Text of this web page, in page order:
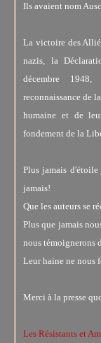
Ils avaient nom
La victoire des
nazis, la
décembre
reconnaissance de
humaine et de
fondement de la
Plus jamais d'étoile
jamais!
Que les auteurs se
Plus que jamais
nous témoignerons
Leur haine ne nous
Merci à la presse
Les Résistants et